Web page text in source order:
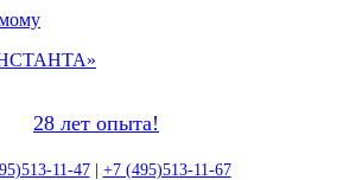
28 лет опыта!
11-47| +7 (495)513-11-67